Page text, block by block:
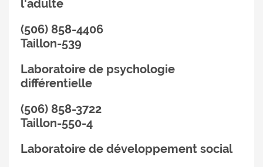
l'adulte
(506) 858-4406
Taillon-539
Laboratoire de psychologie
différentielle
(506) 858-3722
Taillon-550-4
Laboratoire de développement social